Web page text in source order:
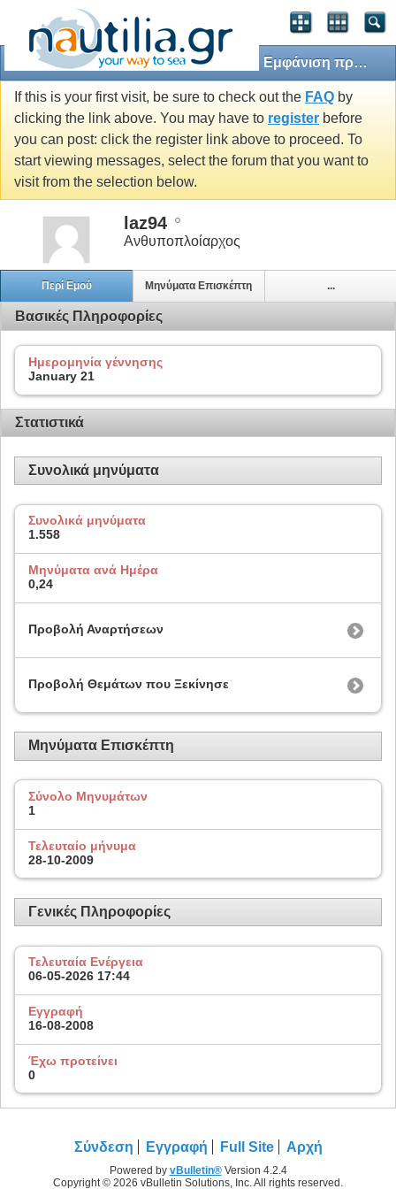
Εμφάνιση προφίλ: laz94
If this is your first visit, be sure to check out the FAQ by
clicking the link above. You may have to register before
you can post: click the register link above to proceed. To
start viewing messages, select the forum that you want to
visit from the selection below.
laz94
Ανθυποπλοίαρχος
Περί Εμού Μηνύματα Επισκέπτη ...
Βασικές Πληροφορίες
Ημερομηνία γέννησης
January 21
Στατιστικά
Συνολικά μηνύματα
Συνολικά μηνύματα
1.558
Μηνύματα ανά Ημέρα
0,24
Προβολή Αναρτήσεων
Προβολή Θεμάτων που Ξεκίνησε
Μηνύματα Επισκέπτη
Σύνολο Μηνυμάτων
1
Τελευταίο μήνυμα
28-10-2009
Γενικές Πληροφορίες
Τελευταία Ενέργεια
06-05-2026 17:44
Εγγραφή
16-08-2008
Έχω προτείνει
0
Σύνδεση Εγγραφή Full Site Αρχή
Powered by vBulletin®Version 4.2.4
Copyright © 2026 vBulletin Solutions, Inc. All rights reserved.